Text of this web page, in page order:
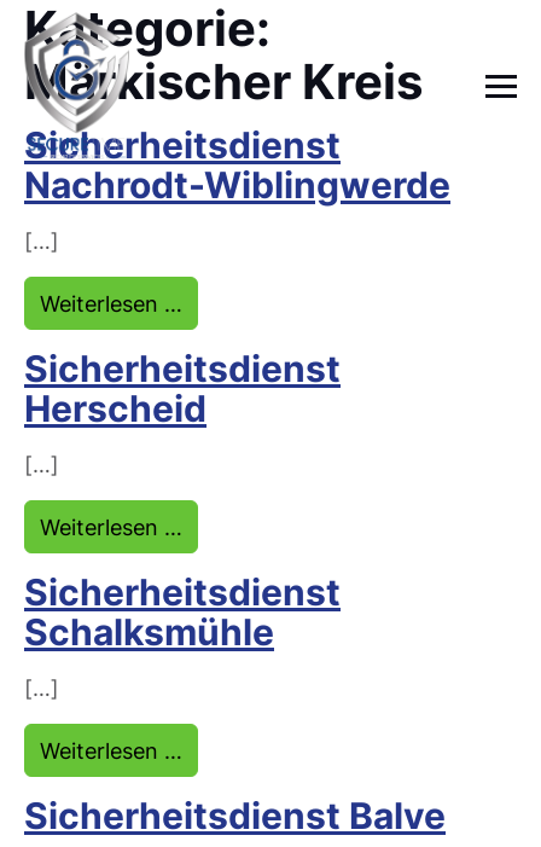
Kategorie:
Märkischer Kreis
Sicherheitsdienst
Nachrodt-Wiblingwerde
[…]
Weiterlesen …
Sicherheitsdienst
Herscheid
[…]
Weiterlesen …
Sicherheitsdienst
Schalksmühle
[…]
Weiterlesen …
Sicherheitsdienst Balve